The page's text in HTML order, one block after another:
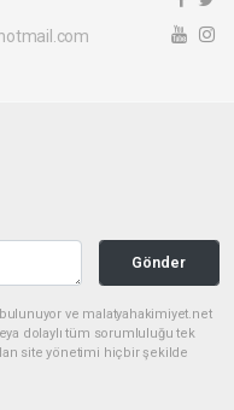
Gönder
ve malatyahakimiyet.net
dolaylı tüm sorumluluğu tek
site yönetimi hiçbir şekilde